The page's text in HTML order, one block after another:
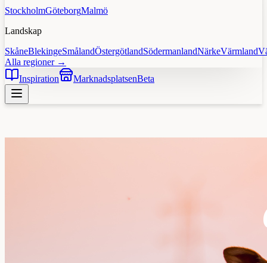
StockholmGöteborgMalmö
Landskap
SkåneBlekingeSmålandÖstergötlandSödermanlandNärkeVärmland
Alla regioner →
Inspiration
MarknadsplatsenBeta